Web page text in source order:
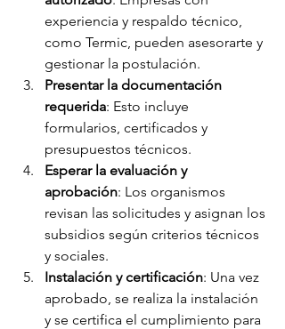
experiencia y respaldo técnico,
como Termic, pueden asesorarte y
gestionar la postulación.
Presentar la documentación
requerida: Esto incluye
formularios, certificados y
presupuestos técnicos.
Esperar la evaluación y
aprobación: Los organismos
revisan las solicitudes y asignan los
subsidios según criterios técnicos
y sociales.
Instalación y certificación: Una vez
aprobado, se realiza la instalación
y se certifica el cumplimiento para